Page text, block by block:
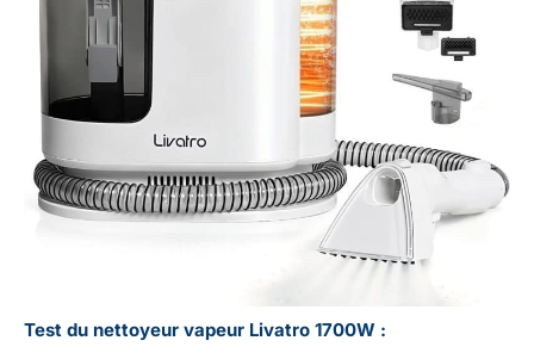
Test du nettoyeur vapeur Livatro 1700W :